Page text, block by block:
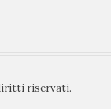
riservati.